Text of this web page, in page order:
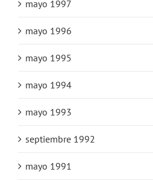
mayo 1997
mayo 1996
mayo 1995
mayo 1994
mayo 1993
septiembre 1992
mayo 1991